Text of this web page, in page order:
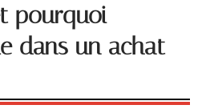
pourquoi
dans un achat